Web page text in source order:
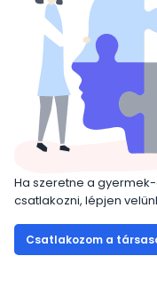
Ha szeretne a
csatlakozni, lépjen
Csatlakozom a